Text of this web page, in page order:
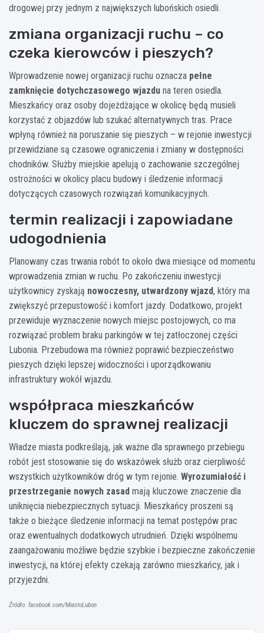
drogowej przy jednym z największych lubońskich osiedli.
zmiana organizacji ruchu – co
czeka kierowców i pieszych?
Wprowadzenie nowej organizacji ruchu oznacza pełne
zamknięcie dotychczasowego wjazdu na teren osiedla.
Mieszkańcy oraz osoby dojeżdżające w okolicę będą musieli
korzystać z objazdów lub szukać alternatywnych tras. Prace
wpłyną również na poruszanie się pieszych – w rejonie inwestycji
przewidziane są czasowe ograniczenia i zmiany w dostępności
chodników. Służby miejskie apelują o zachowanie szczególnej
ostrożności w okolicy placu budowy i śledzenie informacji
dotyczących czasowych rozwiązań komunikacyjnych.
termin realizacji i zapowiadane
udogodnienia
Planowany czas trwania robót to około dwa miesiące od momentu
wprowadzenia zmian w ruchu. Po zakończeniu inwestycji
użytkownicy zyskają nowoczesny, utwardzony wjazd, który ma
zwiększyć przepustowość i komfort jazdy. Dodatkowo, projekt
przewiduje wyznaczenie nowych miejsc postojowych, co ma
rozwiązać problem braku parkingów w tej zatłoczonej części
Lubonia. Przebudowa ma również poprawić bezpieczeństwo
pieszych dzięki lepszej widoczności i uporządkowaniu
infrastruktury wokół wjazdu.
współpraca mieszkańców
kluczem do sprawnej realizacji
Władze miasta podkreślają, jak ważne dla sprawnego przebiegu
robót jest stosowanie się do wskazówek służb oraz cierpliwość
wszystkich użytkowników dróg w tym rejonie. Wyrozumiałość i
przestrzeganie nowych zasad mają kluczowe znaczenie dla
uniknięcia niebezpiecznych sytuacji. Mieszkańcy proszeni są
także o bieżące śledzenie informacji na temat postępów prac
oraz ewentualnych dodatkowych utrudnień. Dzięki wspólnemu
zaangażowaniu możliwe będzie szybkie i bezpieczne zakończenie
inwestycji, na której efekty czekają zarówno mieszkańcy, jak i
przyjezdni.
Źródło: facebook.com/MiastoLubon